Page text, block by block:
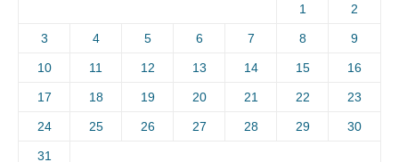
1 2
3 4 5 6 7 8 9
10 11 12 13 14 15 16
17 18 19 20 21 22 23
24 25 26 27 28 29 30
31